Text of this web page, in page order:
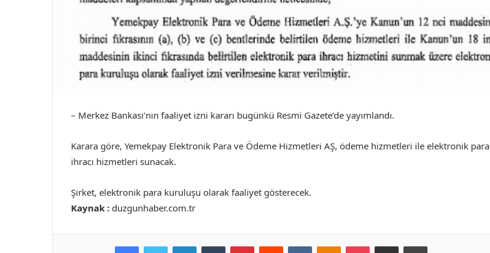
– Merkez Bankası’nın faaliyet izni kararı bugünkü Resmi Gazete’de yayımlandı.
Karara göre, Yemekpay Elektronik Para ve Ödeme Hizmetleri AŞ, ödeme hizmetleri ile elektronik para
ihracı hizmetleri sunacak.
Şirket, elektronik para kuruluşu olarak faaliyet gösterecek.
Kaynak : duzgunhaber.com.tr
FacebookTwitter LinkedInTumblr PinterestReddit VKontakteOdnoklassniki
Pocket E-Posta ile paylaş Yazdır